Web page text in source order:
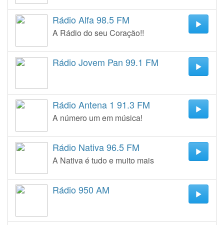
Rádio Alfa 98.5 FM
A Rádio do seu Coração!!
Rádio Jovem Pan 99.1 FM
Rádio Antena 1 91.3 FM
A número um em música!
Rádio Nativa 96.5 FM
A Nativa é tudo e muito mais
Rádio 950 AM